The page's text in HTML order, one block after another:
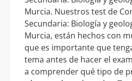
Murcia. Nuestros test de
Secundaria: Biología y
Murcia, están hechos con
que es importante que
tema antes de hacer el
a comprender qué tipo de